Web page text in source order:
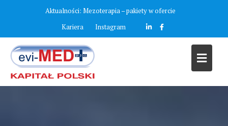
Aktualności: Mezoterapia – pakiety w ofercie
Kariera
Instagram